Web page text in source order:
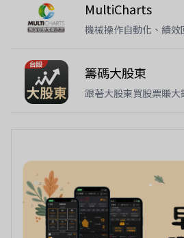
MultiCharts
機械操作自動化、績效
籌碼大股東
跟著大股東買股票賺大